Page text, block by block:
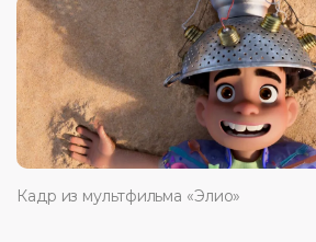
Кадр из мультфильма «Элио»